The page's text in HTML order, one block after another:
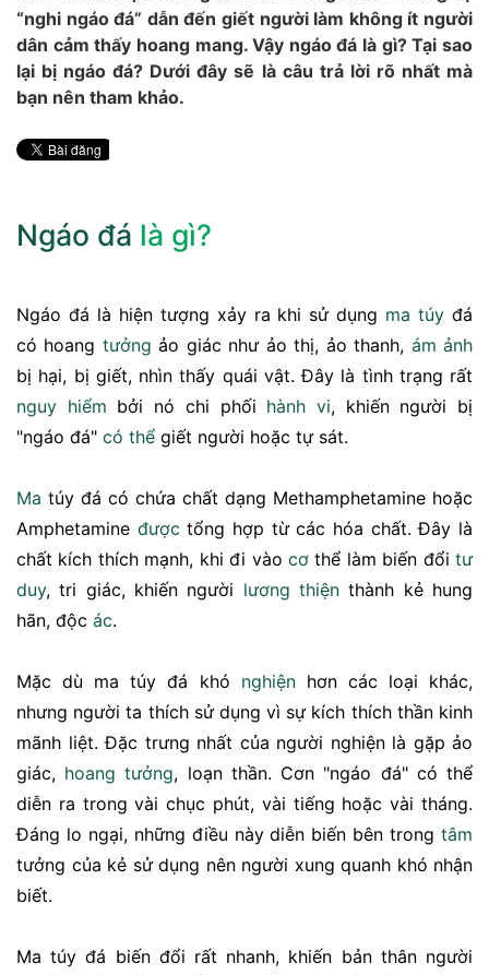
“nghi ngáo đá” dẫn đến giết người làm không ít người
dân cảm thấy hoang mang. Vậy ngáo đá là gì? Tại sao
lại bị ngáo đá? Dưới đây sẽ là câu trả lời rõ nhất mà
bạn nên tham khảo.
Ngáo đá là gì?
Ngáo đá là hiện tượng xảy ra khi sử dụng ma túy đá
có hoang tưởng ảo giác như ảo thị, ảo thanh, ám ảnh
bị hại, bị giết, nhìn thấy quái vật. Đây là tình trạng rất
nguy hiểm bởi nó chi phối hành vi, khiến người bị
"ngáo đá" có thể giết người hoặc tự sát.
Ma túy đá có chứa chất dạng Methamphetamine hoặc
Amphetamine được tổng hợp từ các hóa chất. Đây là
chất kích thích mạnh, khi đi vào cơthể làm biến đổitư
duy, tri giác, khiến người lương thiện thành kẻ hung
hãn, độc ác.
Mặc dù ma túy đá khó nghiệnhơn các loại khác,
nhưng người ta thích sử dụng vì sự kích thích thần kinh
mãnh liệt. Đặc trưng nhất của người nghiện là gặp ảo
giác, hoang tưởng, loạn thần. Cơn "ngáo đá" có thể
diễn ra trong vài chục phút, vài tiếng hoặc vài tháng.
Đáng lo ngại, những điều này diễn biến bên trong tâm
tưởng của kẻ sử dụng nên người xung quanh khó nhận
biết.
Ma túy đá biến đổi rất nhanh, khiến bản thân người